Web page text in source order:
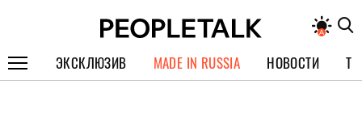
ЭКСКЛЮЗИВ MADE IN RUSSIA НОВОСТИ